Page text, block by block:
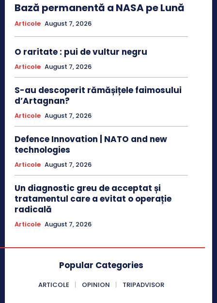
Bază permanentă a NASA pe Lună
Articole August 7, 2026
O raritate : pui de vultur negru
Articole August 7, 2026
S-au descoperit rămășițele faimosului
d’Artagnan?
Articole August 7, 2026
Defence Innovation | NATO and new
technologies
Articole August 7, 2026
Un diagnostic greu de acceptat și
tratamentul care a evitat o operație
radicală
Articole August 7, 2026
Popular Categories
ARTICOLE OPINION TRIPADVISOR